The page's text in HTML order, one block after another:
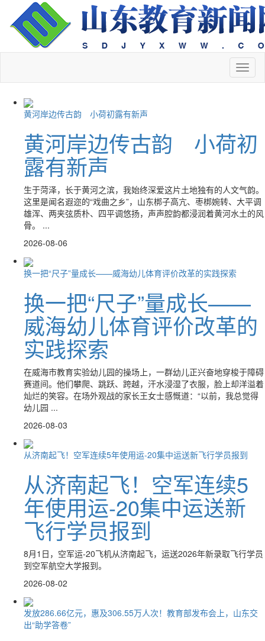
切
换
黄河岸边传古韵 小荷初露有新声
黄河岸边传古韵 小荷初
露有新声
生于菏泽，长于黄河之滨，我始终深爱这片土地独有的人文气韵。
这里是闻名遐迩的“戏曲之乡”，山东梆子高亢、枣梆婉转、大平调
雄浑、两夹弦质朴、四平调悠扬，声声腔韵都浸润着黄河水土的风
骨。 ...
2026-08-06
换一把“尺子”量成长——威海幼儿体育评价改革的实践探索
换一把“尺子”量成长——
威海幼儿体育评价改革的
实践探索
在威海市教育实验幼儿园的操场上，一群幼儿正兴奋地穿梭于障碍
赛道间。他们攀爬、跳跃、跨越，汗水浸湿了衣服，脸上却洋溢着
灿烂的笑容。在场外观战的家长王女士感慨道：“以前，我总觉得
幼儿园 ...
2026-08-03
从济南起飞！空军连续5年使用运-20集中运送新飞行学员报到
从济南起飞！空军连续5
年使用运-20集中运送新
飞行学员报到
8月1日，空军运-20飞机从济南起飞，运送2026年新录取飞行学员
到空军航空大学报到。
2026-08-02
发放286.66亿元，惠及306.55万人次！教育部发布会上，山东交
出“助学答卷”